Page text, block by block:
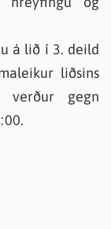
á lið í 3. deild
liðsins
verður gegn